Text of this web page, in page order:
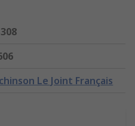
Le Joint Français